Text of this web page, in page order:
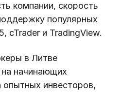
компании, скорость
популярных
cTrader и TradingView.
в Литве
на начинающих
опытных инвесторов,